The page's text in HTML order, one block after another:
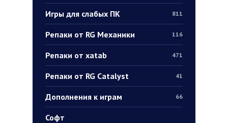
Игры для слабых ПК 811
Репаки от RG Механики 116
Репаки от xatab 471
Репаки от RG Catalyst 41
Дополнения к играм 66
Софт